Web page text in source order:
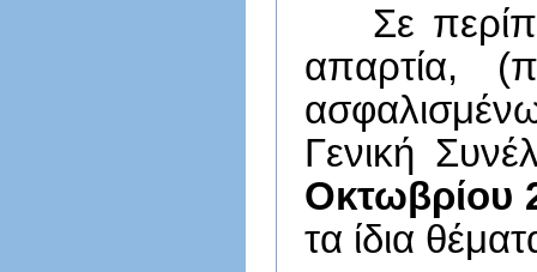
Σε
απαρτία,
Γενική
Οκτωβρίου
τα ίδια